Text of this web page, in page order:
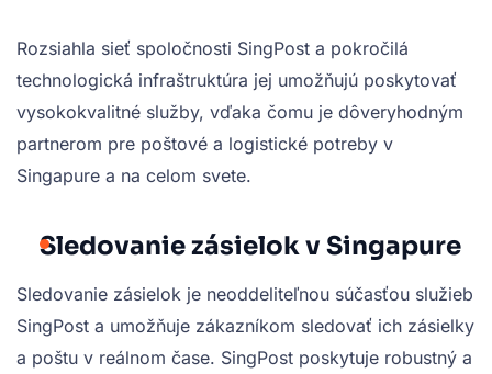
Rozsiahla sieť spoločnosti SingPost a pokročilá
technologická infraštruktúra jej umožňujú poskytovať
vysokokvalitné služby, vďaka čomu je dôveryhodným
partnerom pre poštové a logistické potreby v
Singapure a na celom svete.
Sledovanie zásielok v Singapure
Sledovanie zásielok je neoddeliteľnou súčasťou služieb
SingPost a umožňuje zákazníkom sledovať ich zásielky
a poštu v reálnom čase. SingPost poskytuje robustný a